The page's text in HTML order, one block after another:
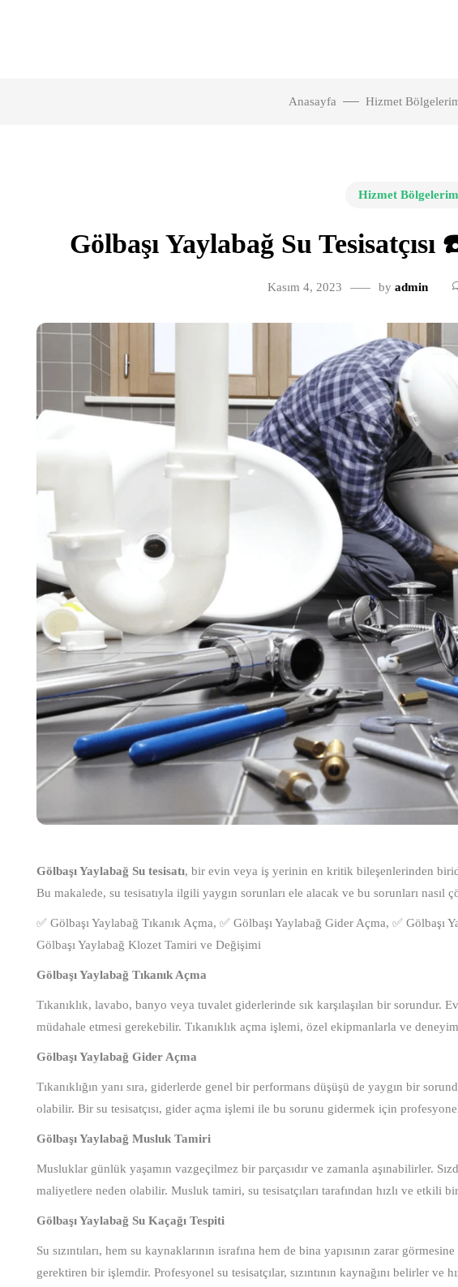
Anasayfa Hizmet
Hizmet
Gölbaşı Yaylabağ Su
Kasım 4, 2023 by admin
Gölbaşı Yaylabağ Su tesisatı, bir evin veya iş yerinin en kritik bileşenlerinden
Bu makalede, su tesisatıyla ilgili yaygın sorunları ele alacak ve bu sorunları nasıl
✅ Gölbaşı Yaylabağ Tıkanık Açma, ✅ Gölbaşı Yaylabağ Gider Açma, ✅
Gölbaşı Yaylabağ Klozet Tamiri ve Değişimi
Gölbaşı Yaylabağ Tıkanık Açma
Tıkanıklık, lavabo, banyo veya tuvalet giderlerinde sık karşılaşılan bir sorundur.
müdahale etmesi gerekebilir. Tıkanıklık açma işlemi, özel ekipmanlarla ve
Gölbaşı Yaylabağ Gider Açma
Tıkanıklığın yanı sıra, giderlerde genel bir performans düşüşü de yaygın bir
olabilir. Bir su tesisatçısı, gider açma işlemi ile bu sorunu gidermek için
Gölbaşı Yaylabağ Musluk Tamiri
Musluklar günlük yaşamın vazgeçilmez bir parçasıdır ve zamanla aşınabilirler.
maliyetlere neden olabilir. Musluk tamiri, su tesisatçıları tarafından hızlı ve etkili
Gölbaşı Yaylabağ Su Kaçağı Tespiti
Su sızıntıları, hem su kaynaklarının israfına hem de bina yapısının zarar
gerektiren bir işlemdir. Profesyonel su tesisatçılar, sızıntının kaynağını belirler ve